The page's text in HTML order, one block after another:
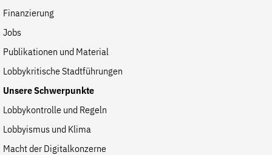
Finanzierung
Jobs
Publikationen und Material
Lobbykritische Stadtführungen
Unsere Schwerpunkte
Lobbykontrolle und Regeln
Lobbyismus und Klima
Macht der Digitalkonzerne